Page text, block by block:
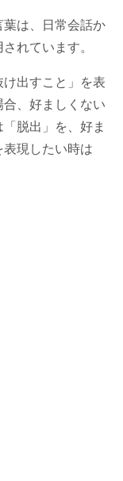
葉は、日常会話か
れています。
出すこと」を表
、好ましくない
脱出」を、好ま
現したい時は